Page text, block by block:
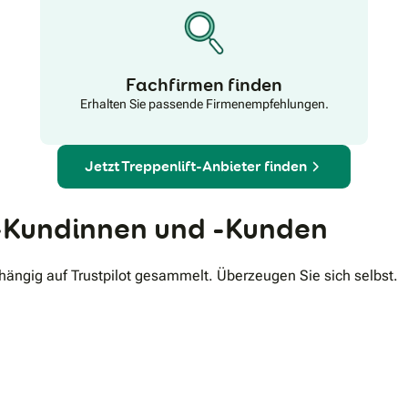
behilflich. Unsere Fachberater erklären Ihnen ebenso
alle Optionen zu einer Treppenlift-Finanzierung.
Fachfirmen finden
Erhalten Sie passende Firmenempfehlungen.
Jetzt Treppenlift-Anbieter finden
und -Kunden
auf Trustpilot gesammelt. Überzeugen Sie sich selbst.